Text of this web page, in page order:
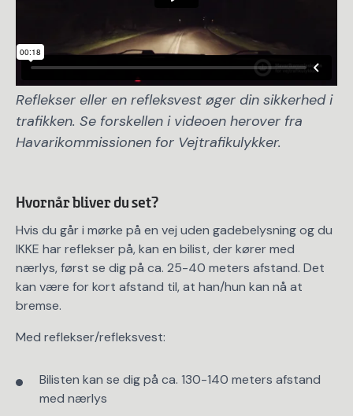
Reflekser eller en refleksvest øger din sikkerhed i
trafikken. Se forskellen i videoen herover fra
Havarikommissionen for Vejtrafikulykker.
Hvornår bliver du set?
Hvis du går i mørke på en vej uden gadebelysning og du
IKKE har reflekser på, kan en bilist, der kører med
nærlys, først se dig på ca. 25-40 meters afstand. Det
kan være for kort afstand til, at han/hun kan nå at
bremse.
Med reflekser/refleksvest:
Bilisten kan se dig på ca. 130-140 meters afstand
med nærlys